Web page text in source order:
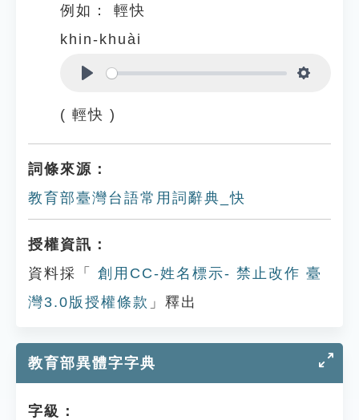
例如：
輕快
khin-khuài
( 輕快 )
詞條來源：
教育部臺灣台語常用詞辭典_快
授權資訊：
資料採「
創用CC-姓名標示- 禁止改作 臺
灣3.0版授權條款 」釋出
教育部異體字字典
字級：